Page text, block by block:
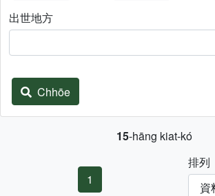
出世地方
Chhōe
15-hāng kiat-kó
1
排列